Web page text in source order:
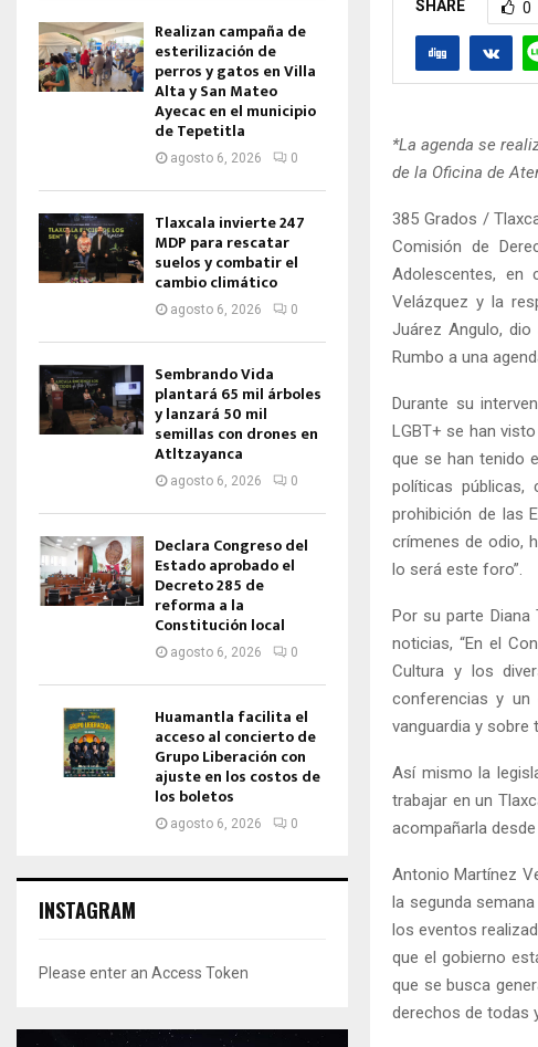
SHARE 0
*La agenda se
de la Oficina de
385 Grados /
Comisión de
Adolescentes, en
Velázquez y la
Juárez Angulo,
Rumbo a una
Durante su
LGBT+ se han
que se han tenido
políticas
prohibición de las
crímenes de odio,
lo será este foro”.
Por su parte
noticias, “En el
Cultura y los
conferencias y un
vanguardia y sobre
Así mismo la
trabajar en un
acompañarla
Antonio Martínez
la segunda
los eventos
que el gobierno
que se busca
derechos de todas
Realizan campaña de
esterilización de
perros y gatos en Villa
Alta y San Mateo
Ayecac en el municipio
de Tepetitla
agosto 6, 2026 0
Tlaxcala invierte 247
MDP para rescatar
suelos y combatir el
cambio climático
agosto 6, 2026 0
Sembrando Vida
plantará 65 mil árboles
y lanzará 50 mil
semillas con drones en
Atltzayanca
agosto 6, 2026 0
Declara Congreso del
Estado aprobado el
Decreto 285 de
reforma a la
Constitución local
agosto 6, 2026 0
Huamantla facilita el
acceso al concierto de
Grupo Liberación con
ajuste en los costos de
los boletos
agosto 6, 2026 0
INSTAGRAM
Please enter an Access Token